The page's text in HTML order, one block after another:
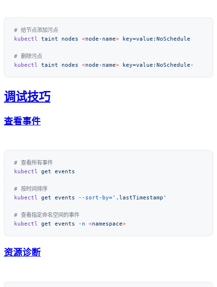
kubectl taint nodes <node-name>
kubectl taint nodes <node-name>
调试技巧
查看事件
kubectl
get
kubectl
get events --sort-by=
kubectl
get events -n <namespace
资源诊断